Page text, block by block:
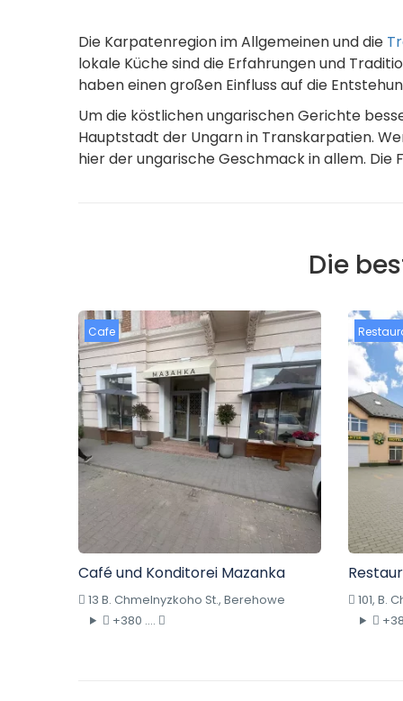
Die Karpatenregion im Allgemeinen und die
lokale Küche sind die Erfahrungen und
haben einen großen Einfluss auf die
Um die köstlichen ungarischen Gerichte
Hauptstadt der Ungarn in Transkarpatien.
hier der ungarische Geschmack in allem. Die
Die
Cafe
Café und Konditorei Mazanka
13 B. Chmelnyzkoho St., Berehowe
+380 ....
101, B.